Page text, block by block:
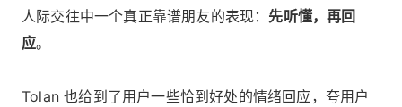
人际交往中一个真正靠谱朋友的表现： 先听懂，再回
应。
Tolan 也给到了用户一些恰到好处的情绪回应，夸用户